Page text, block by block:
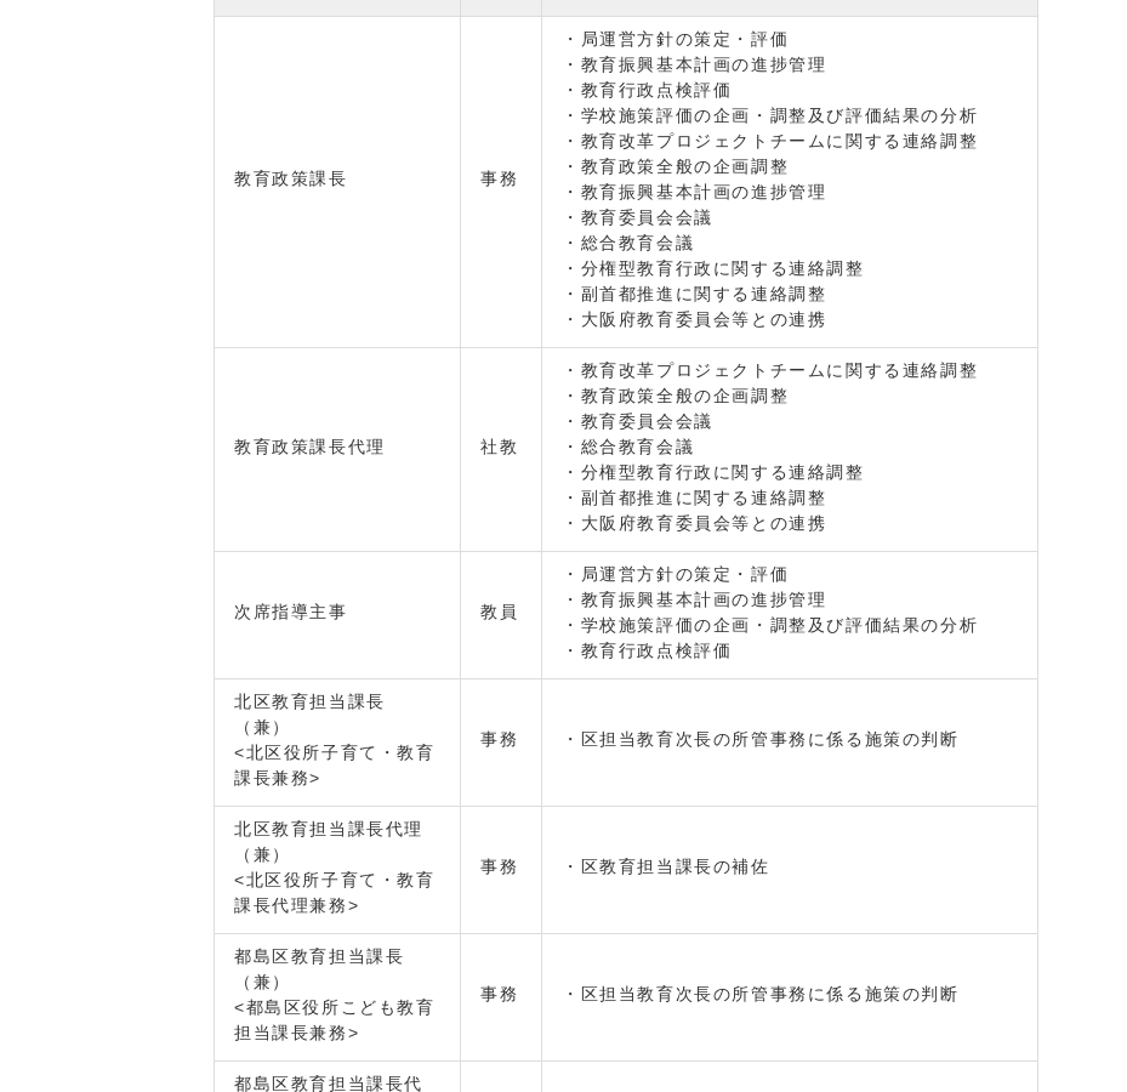
教育政策課長 事務
・局運営方針の策定・評価
・教育振興基本計画の進捗管理
・教育行政点検評価
・学校施策評価の企画・調整及び評価結果の分析
・教育改革プロジェクトチームに関する連絡調整
・教育政策全般の企画調整
・教育振興基本計画の進捗管理
・教育委員会会議
・総合教育会議
・分権型教育行政に関する連絡調整
・副首都推進に関する連絡調整
・大阪府教育委員会等との連携
教育政策課長代理 社教
・教育改革プロジェクトチームに関する連絡調整
・教育政策全般の企画調整
・教育委員会会議
・総合教育会議
・分権型教育行政に関する連絡調整
・副首都推進に関する連絡調整
・大阪府教育委員会等との連携
次席指導主事 教員
・局運営方針の策定・評価
・教育振興基本計画の進捗管理
・学校施策評価の企画・調整及び評価結果の分析
・教育行政点検評価
北区教育担当課長
（兼）
<北区役所子育て・教育
課長兼務>
事務 ・区担当教育次長の所管事務に係る施策の判断
北区教育担当課長代理
（兼）
<北区役所子育て・教育
課長代理兼務>
事務 ・区教育担当課長の補佐
都島区教育担当課長
（兼）
<都島区役所こども教育
担当課長兼務>
事務 ・区担当教育次長の所管事務に係る施策の判断
都島区教育担当課長代